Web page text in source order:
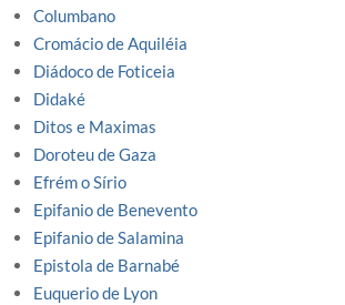
Columbano
Cromácio de Aquiléia
Diádoco de Foticeia
Didaké
Ditos e Maximas
Doroteu de Gaza
Efrém o Sírio
Epifanio de Benevento
Epifanio de Salamina
Epistola de Barnabé
Euquerio de Lyon